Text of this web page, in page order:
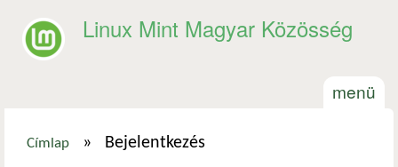
Linux Mint Magyar Közösség
menü
Címlap » Bejelentkezés